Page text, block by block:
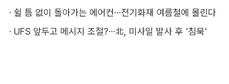
· 쉴 틈 없이 돌아가는 에어컨…전기화재 여름철에 몰린다
· UFS 앞두고 메시지 조절?…北, 미사일 발사 후 '침묵'